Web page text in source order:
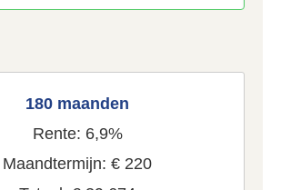
180 maanden
Rente: 6,9%
Maandtermijn: € 220